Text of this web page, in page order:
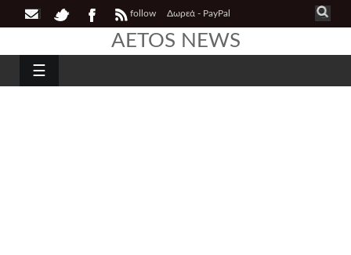
follow Δωρεά - PayPal
AETOS NEWS
☰